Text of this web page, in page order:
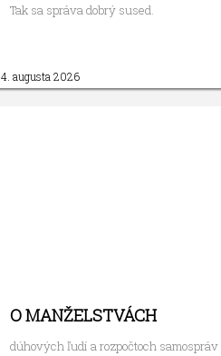
Tak sa správa dobrý sused.
4. augusta 2026
O MANŽELSTVÁCH
dúhových ľudí a rozpočtoch samospráv